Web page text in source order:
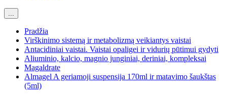
...
Pradžia
Virškinimo sistemą ir metabolizmą veikiantys vaistai
Antacidiniai vaistai. Vaistai opaligei ir vidurių pūtimui gydyti
Aliuminio, kalcio, magnio junginiai, deriniai, kompleksai
Magaldrate
Almagel A geriamoji suspensija 170ml ir matavimo šaukštas
(5ml)